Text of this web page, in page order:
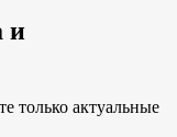
и
только актуальные